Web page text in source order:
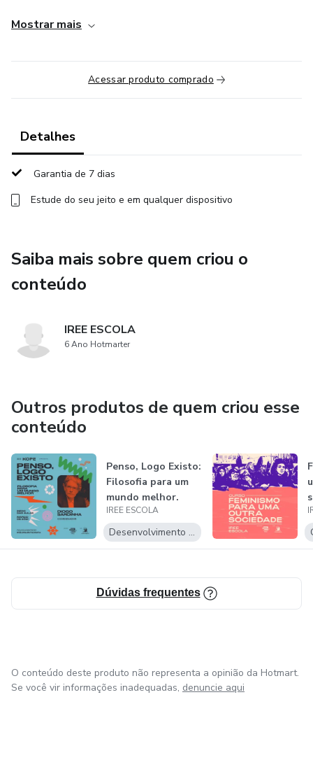
Seu objetivo é fornecer as informações mais recentes em
preparar os profissionais do Direito para a atuação em
tema, bem como a profissionais de áreas como Direito,
Filosofia, Psicologia, Sociologia, História, Criminologia e
Vitimologia.
Mostrar mais
Acessar produto comprado
Detalhes
Garantia de 7 dias
Estude do seu jeito e em qualquer dispositivo
Saiba mais sobre quem criou o
conteúdo
IREE ESCOLA
6 Ano Hotmarter
Outros produtos de quem criou esse
conteúdo
Penso, Logo Existo:
Filosofia para um
mundo melhor.
IREE ESCOLA
Desenvolvimento Pessoal
Dúvidas frequentes
O conteúdo deste produto não representa a opinião da Hotmart.
Se você vir informações inadequadas, denuncie aqui